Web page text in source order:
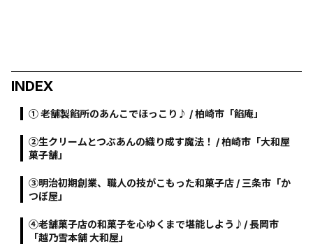
INDEX
➀ 老舗製餡所のあんこでほっこり♪ / 柏崎市「餡庵」
➁生クリームとつぶあんの織り成す魔法！ / 柏崎市「大和屋
菓子舗」
➂明治初期創業、職人の技がこもった和菓子店 / 三条市「か
つぼ屋」
➃老舗菓子店の和菓子を心ゆくまで堪能しよう♪/ 長岡市
「越乃雪本舗 大和屋」